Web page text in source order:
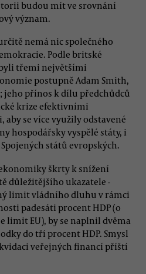
budou mít ve srovnání
význam.
nemá nic společného
Podle britské
třemi největšími
postupně Adam Smith,
jeho přínos k dílu předchůdců
krize efektivními
se více využily odstavené
hospodářsky vyspělé státy, i
států evropských.
škrty k snížení
důležitějšího ukazatele -
limit vládního dluhu v rámci
padesáti procent HDP (o
limit EU), by se naplnil dvěma
do tří procent HDP. Smysl
veřejných financí příští